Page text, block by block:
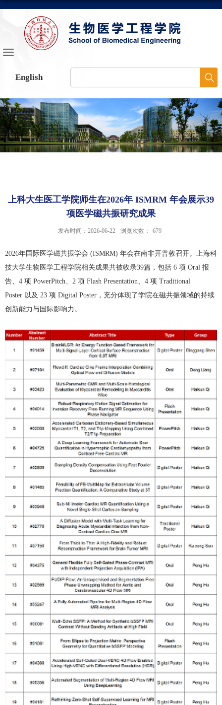
English
上科大生医工学院师生在2026年 ISMRM 年会展示39
项医学磁共振研究成果
发布时间：2026-06-22 浏览次数： 679
2026年国际医学磁共振学会 (ISMRM) 年会在南非开普敦召开。上海科
技大学生物医学工程学院相关成果共被收录39篇，包括 6 项 Oral 报
告、 4 项 PowerPitch、 2 项 Flash Presentation、 4 项 Traditional
Poster 以及 23 项 Digital Poster ，充分体现了学院在磁共振领域的持续
创新能力与国际影响力。